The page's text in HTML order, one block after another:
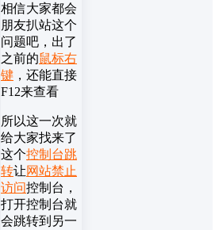
相信大家都会
朋友扒站这个
问题吧，出了
之前的鼠标右
键 ，还能直接
F12来查看
所以这一次就
给大家找来了
这个控制台跳
转让网站禁止
访问控制台，
打开控制台就
会跳转到另一